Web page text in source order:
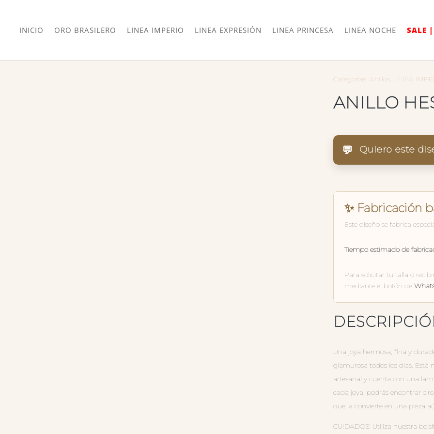
INICIO ORO BRASILERO LINEA IMPERIO LINEA EXPRESIÓN LINEA PRINCESA LINEA NOCHE SALE |
Categorías: Anillos, LINEA
ANILLO
💬 Quiero este
✨ Fabricación
Este diseño se fabrica
Tiempo estimado de
Para solicitar tu talla o
mediante el botón de
Una joya hermosa, fina y
glamurosa todos los días. Está
artesanal y cuenta con una
cada joya, podrás encontrar
que la convierte en una pieza
CUIDADOS: Utiliza nuestra